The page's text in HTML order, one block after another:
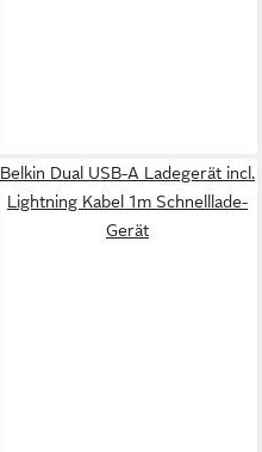
Belkin Dual USB-A Ladegerät incl.
Lightning Kabel 1m Schnelllade-
Gerät